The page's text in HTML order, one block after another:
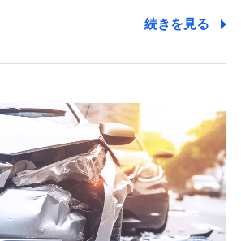
る利用データの項目】
ドコモがサービス提供等を通じて取得
どの個人データ
メールアドレス、お客さまの識別子、
ポイントサービスのご利用に関する情
続きを見る